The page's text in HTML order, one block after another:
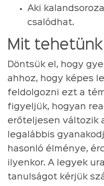
Aki
csalódhat.
Mit
Döntsük el, hogy
ahhoz, hogy képes
feldolgozni ezt a
figyeljük, hogyan
erőteljesen változik
legalábbis
hasonló élménye,
ilyenkor. A legyek
tanulságot kérjük